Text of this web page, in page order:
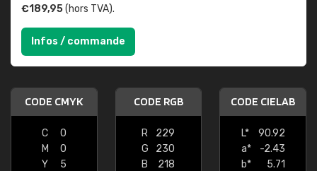
€189,95(hors TVA).
Infos / commande
CODE CMYK
C
0
M
0
Y
5
CODE RGB
R
229
G
230
B
218
CODE CIELAB
L*
90.92
a*
-2.43
b*
5.71